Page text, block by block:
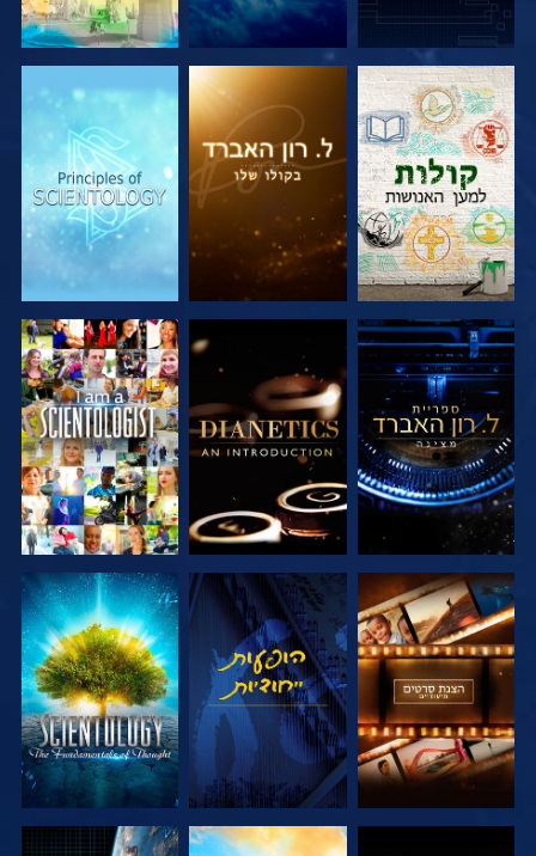
בדוק את הסדרה בדוק את הסדרה בדוק את הסדרה
בדוק את הסדרה בדוק את הסדרה צפה
בדוק את הסדרה צפה בדוק את הסדרה